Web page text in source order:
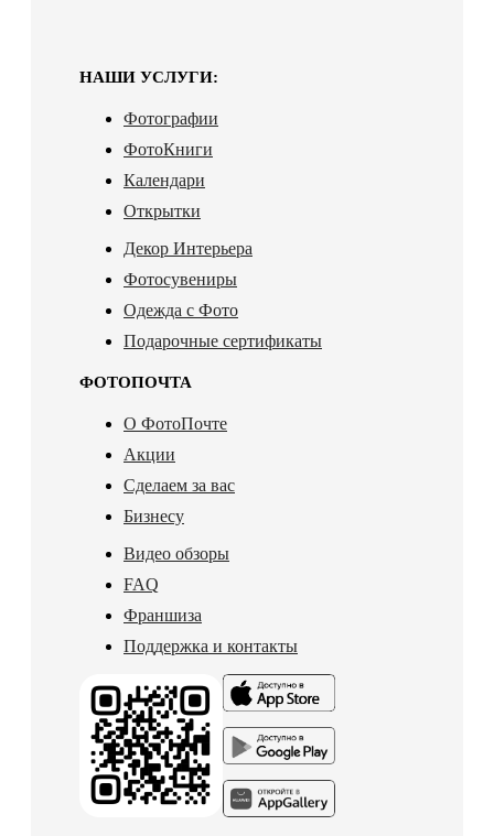
НАШИ УСЛУГИ:
Фотографии
ФотоКниги
Календари
Открытки
Декор Интерьера
Фотосувениры
Одежда с Фото
Подарочные сертификаты
ФОТОПОЧТА
О ФотоПочте
Акции
Сделаем за вас
Бизнесу
Видео обзоры
FAQ
Франшиза
Поддержка и контакты